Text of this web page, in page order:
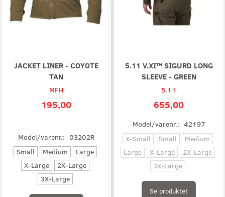
JACKET LINER - COYOTE
TAN
MFH
195,00
Model/varenr.: 03202R
Small
Medium
Large
X-Large
2X-Large
3X-Large
5.11 V.XI™ SIGURD LONG
SLEEVE - GREEN
5.11
655,00
Model/varenr.: 42197
X-Small
Small
Medium
Large
X-Large
2X-Large
3X-Large
Se produktet